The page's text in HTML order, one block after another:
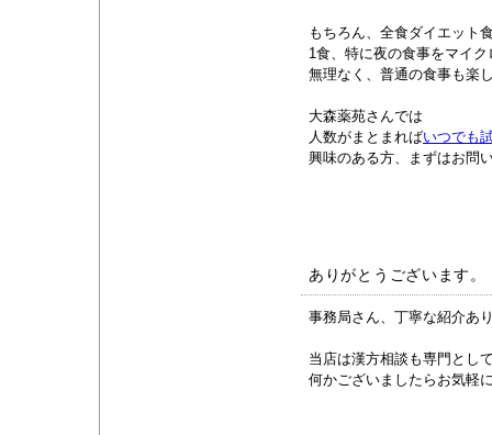
もちろん、全食ダイエット
1食、特に夜の食事をマイ
無理なく、普通の食事も楽
大森薬苑さんでは
人数がまとまればいつでも
興味のある方、まずはお問
ありがとうございます。
事務局さん、丁寧な紹介あ
当店は漢方相談も専門とし
何かございましたらお気軽